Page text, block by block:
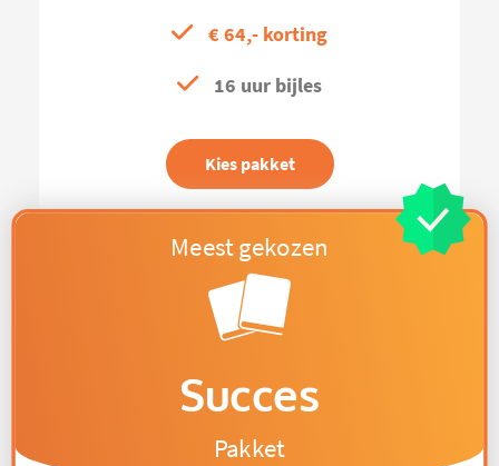
€ 64,- korting
16 uur bijles
Kies pakket
Succes
Pakket